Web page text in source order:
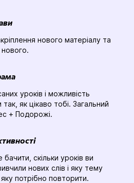
нового матеріалу та
уроків і можливість
як цікаво тобі. Загальний
+ Подорожі.
скільки уроків ви
нових слів і яку тему
потрібно повторити.